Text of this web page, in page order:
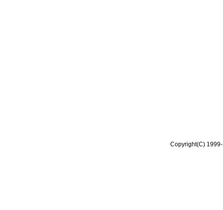
Copyright(C)